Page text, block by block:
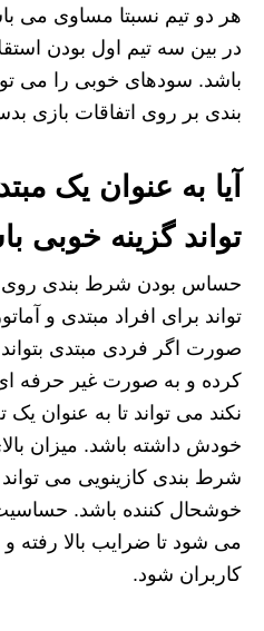
هر دو تیم نسبتا مساوی می
در بین سه تیم اول بودن
باشد. سودهای خوبی را می
بندی بر روی اتفاقات بازی
آیا به عنوان یک
تواند گزینه خوبی
حساس بودن شرط بندی روی
تواند برای افراد مبتدی و
صورت اگر فردی مبتدی
کرده و به صورت غیر حرفه
نکند می تواند تا به عنوان
خودش داشته باشد. میزان
شرط بندی کازینویی می تواند
خوشحال کننده باشد. حساسیت
می شود تا ضرایب بالا
کاربران شود.